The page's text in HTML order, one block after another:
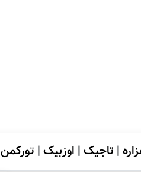
| تاجیک| اوزبیک| تورکمن